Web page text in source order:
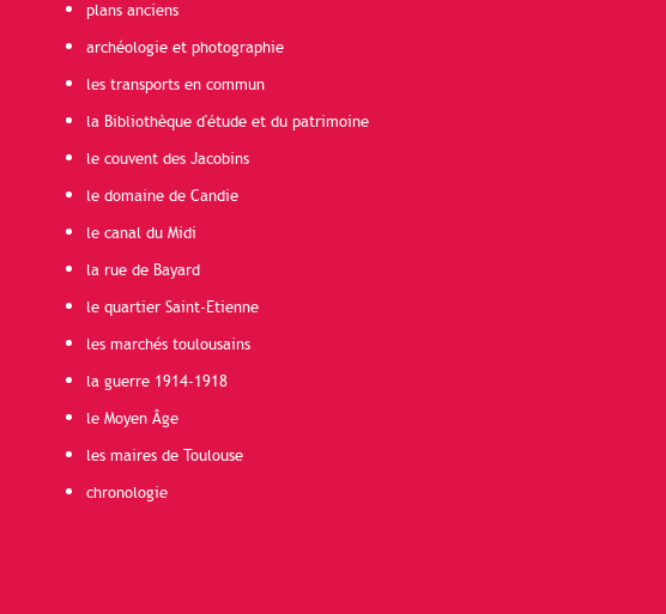
plans anciens
archéologie et photographie
les transports en commun
la Bibliothèque d'étude et du patrimoine
le couvent des Jacobins
le domaine de Candie
le canal du Midi
la rue de Bayard
le quartier Saint-Etienne
les marchés toulousains
la guerre 1914-1918
le Moyen Âge
les maires de Toulouse
chronologie